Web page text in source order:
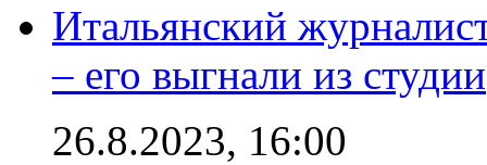
Итальянский
– его выгнали из студии
26.8.2023, 16:00